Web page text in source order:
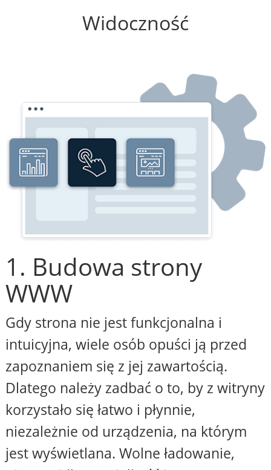
Widoczność
1. Budowa strony
WWW
Gdy strona nie jest funkcjonalna i
intuicyjna, wiele osób opuści ją przed
zapoznaniem się z jej zawartością.
Dlatego należy zadbać o to, by z witryny
korzystało się łatwo i płynnie,
niezależnie od urządzenia, na którym
jest wyświetlana. Wolne ładowanie,